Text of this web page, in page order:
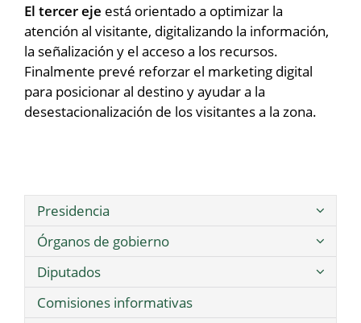
El tercer eje está orientado a optimizar la
atención al visitante, digitalizando la información,
la señalización y el acceso a los recursos.
Finalmente prevé reforzar el marketing digital
para posicionar al destino y ayudar a la
desestacionalización de los visitantes a la zona.
Presidencia
Órganos de gobierno
Diputados
Comisiones informativas